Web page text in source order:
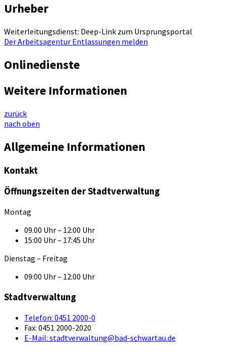
Urheber
Weiterleitungsdienst: Deep-Link zum Ursprungsportal
Der Arbeitsagentur Entlassungen melden
Onlinedienste
Weitere Informationen
zurück
nach oben
Allgemeine Informationen
Kontakt
Öffnungszeiten der Stadtverwaltung
Montag
09.00 Uhr – 12:00 Uhr
15:00 Uhr – 17:45 Uhr
Dienstag – Freitag
09:00 Uhr – 12:00 Uhr
Stadtverwaltung
Telefon: 0451 2000-0
Fax: 0451 2000-2020
E-Mail: stadtverwaltung@bad-schwartau.de